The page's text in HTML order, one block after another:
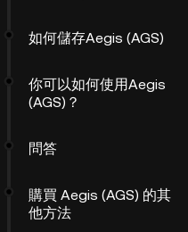
如何儲存Aegis (AGS)
你可以如何使用Aegis
(AGS)？
問答
購買 Aegis (AGS) 的其
他方法